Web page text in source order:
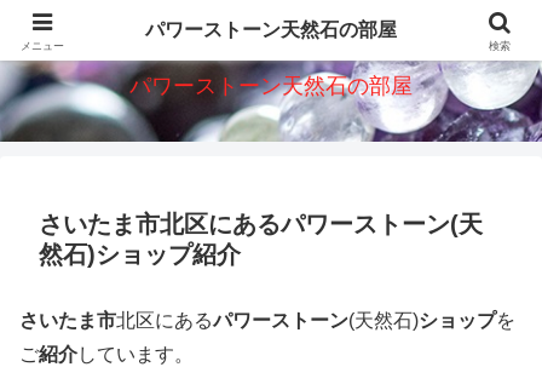
パワーストーン天然石意味・効果・ショップを紹介
パワーストーン天然石の部屋
さいたま市北区にあるパワーストーン(天
然石)ショップ紹介
さいたま市北区にあるパワーストーン(天然石)ショップを
ご紹介しています。
メニュー
パワーストーン天然石の部屋
検索